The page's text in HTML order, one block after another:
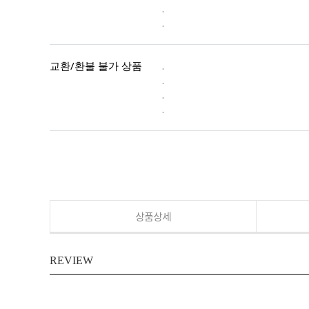
.
.
교환/환불 불가 상품
.
.
.
.
상품상세
REVIEW